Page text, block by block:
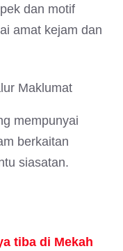
dan motif
amat kejam dan
Maklumat
mempunyai
berkaitan
siasatan.
tiba di Mekah